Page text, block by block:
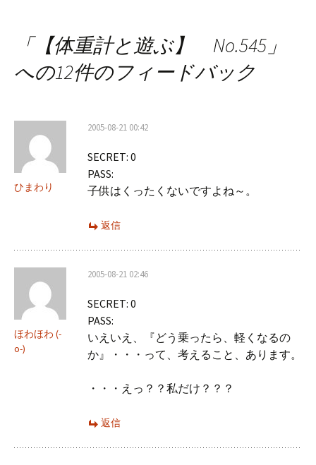
ゲ
ン
「【体重計と遊ぶ】 No.545 」
への12件のフィードバック
ひまわり
2005-08-21 00:42
SECRET: 0
PASS:
子供はくったくないですよね～。
返信
ほわほわ (-
o-)
2005-08-21 02:46
SECRET: 0
PASS:
いえいえ、『どう乗ったら、軽くなるの
か』・・・って、考えること、あります。
・・・えっ？？私だけ？？？
返信